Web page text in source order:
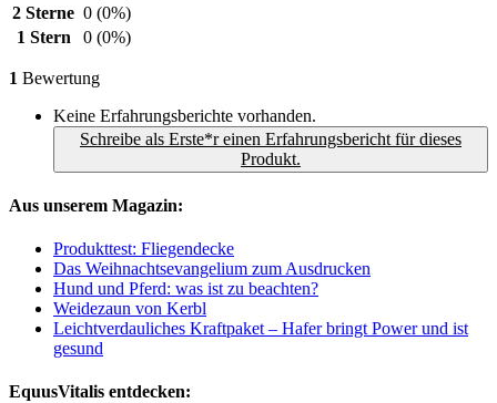
2 Sterne 0 (0%)
1 Stern
0 (0%)
1 Bewertung
Keine Erfahrungsberichte vorhanden.
Schreibe als Erste*r einen Erfahrungsbericht für dieses
Produkt.
Aus unserem Magazin:
Produkttest: Fliegendecke
Das Weihnachtsevangelium zum Ausdrucken
Hund und Pferd: was ist zu beachten?
Weidezaun von Kerbl
Leichtverdauliches Kraftpaket – Hafer bringt Power und ist
gesund
EquusVitalis entdecken: